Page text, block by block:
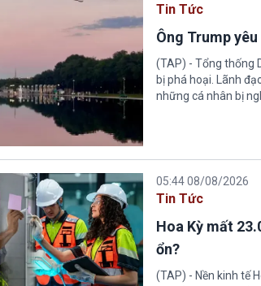
Tin Tức
Ông Trump
(TAP) - Tổng thống
bị phá hoại. Lãnh
những cá nhân bị
05:44 08/08/2026
Tin Tức
Hoa Kỳ mất
ổn?
(TAP) - Nền kinh tế